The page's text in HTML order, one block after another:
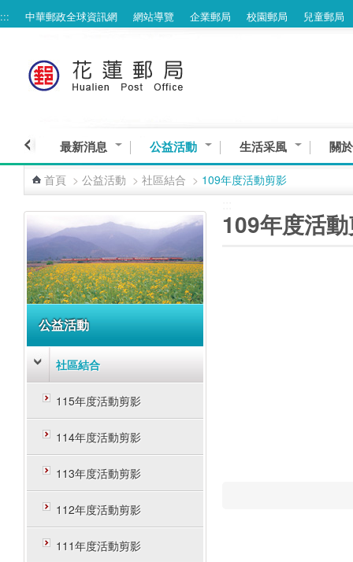
跳到主要內容區塊
::: 中華郵政全球資訊網 網站導覽 企業郵局 校園郵局 兒童郵局
最新消息 公益活動 生活采風 關
首頁 > 公益活動 > 社區結合 > 109年度活動剪影
公益活動
社區結合
115年度活動剪影
114年度活動剪影
113年度活動剪影
112年度活動剪影
111年度活動剪影
109年度活